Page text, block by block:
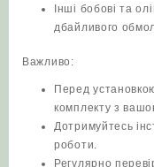
Інші бобові та
дбайливого
Важливо:
Перед
комплекту з
Дотримуйтесь
роботи.
Регулярно